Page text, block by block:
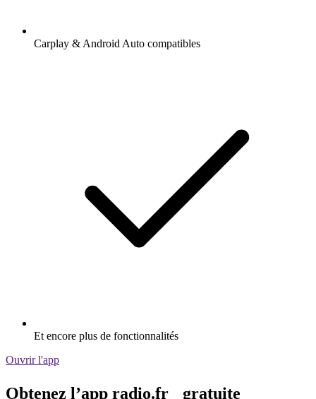
Carplay & Android Auto compatibles
Et encore plus de fonctionnalités
Ouvrir l'app
Obtenez l’app radio.fr gratuite